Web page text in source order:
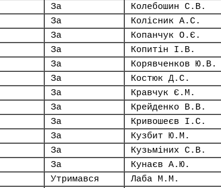
За Колебошин С.В.
За Колісник А.С.
За Копанчук О.Є.
За Копитін І.В.
За Корявченков Ю.В.
За Костюк Д.С.
За Кравчук Є.М.
За Крейденко В.В.
За Кривошеєв І.С.
За Кузбит Ю.М.
За Кузьміних С.В.
За Кунаєв А.Ю.
Утримався Лаба М.М.